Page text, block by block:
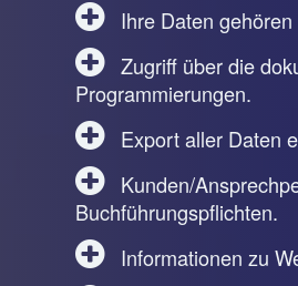
Ihre Daten
Zugriff über die
Programmierungen.
Export aller Daten
Kunden/
Buchführungspflichten.
Informationen zu